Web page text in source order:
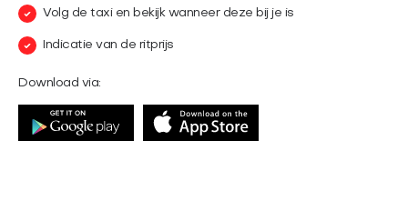
Volg de taxi en bekijk wanneer deze bij je is
Indicatie van de ritprijs
Download via: